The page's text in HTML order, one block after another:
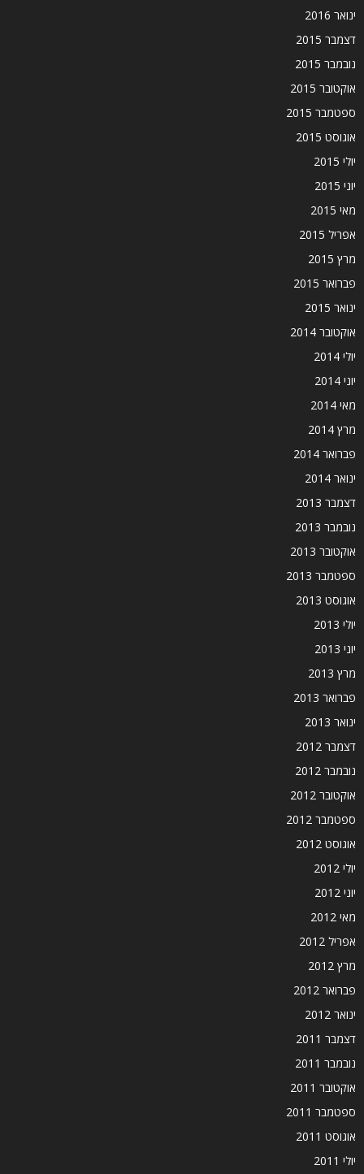
ינואר 2016
דצמבר 2015
נובמבר 2015
אוקטובר 2015
ספטמבר 2015
אוגוסט 2015
יולי 2015
יוני 2015
מאי 2015
אפריל 2015
מרץ 2015
פברואר 2015
ינואר 2015
אוקטובר 2014
יולי 2014
יוני 2014
מאי 2014
מרץ 2014
פברואר 2014
ינואר 2014
דצמבר 2013
נובמבר 2013
אוקטובר 2013
ספטמבר 2013
אוגוסט 2013
יולי 2013
יוני 2013
מרץ 2013
פברואר 2013
ינואר 2013
דצמבר 2012
נובמבר 2012
אוקטובר 2012
ספטמבר 2012
אוגוסט 2012
יולי 2012
יוני 2012
מאי 2012
אפריל 2012
מרץ 2012
פברואר 2012
ינואר 2012
דצמבר 2011
נובמבר 2011
אוקטובר 2011
ספטמבר 2011
אוגוסט 2011
יולי 2011